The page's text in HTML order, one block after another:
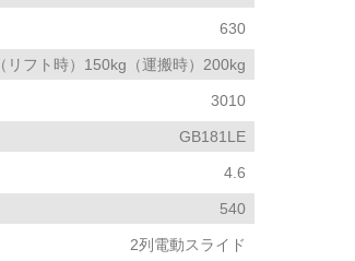
630
（リフト時）150kg（運搬時）200kg
3010
GB181LE
4.6
540
2列電動スライド